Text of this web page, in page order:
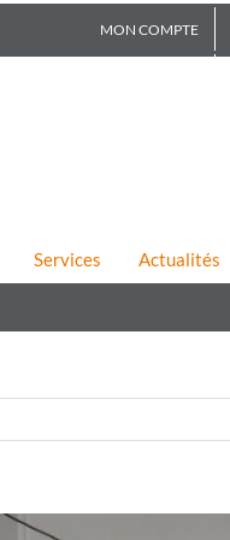
MON COMPTE
Services Actualités